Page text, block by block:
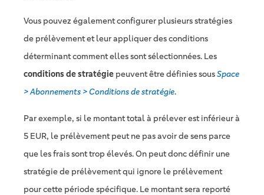
Vous pouvez également configurer plusieurs stratégies
de prélèvement et leur appliquer des conditions
déterminant comment elles sont sélectionnées. Les
conditions de stratégie peuvent être définies sousSpace
> Abonnements > Conditions de stratégie.
Par exemple, si le montant total à prélever est inférieur à
5 EUR, le prélèvement peut ne pas avoir de sens parce
que les frais sont trop élevés. On peut donc définir une
stratégie de prélèvement qui ignore le prélèvement
pour cette période spécifique. Le montant sera reporté